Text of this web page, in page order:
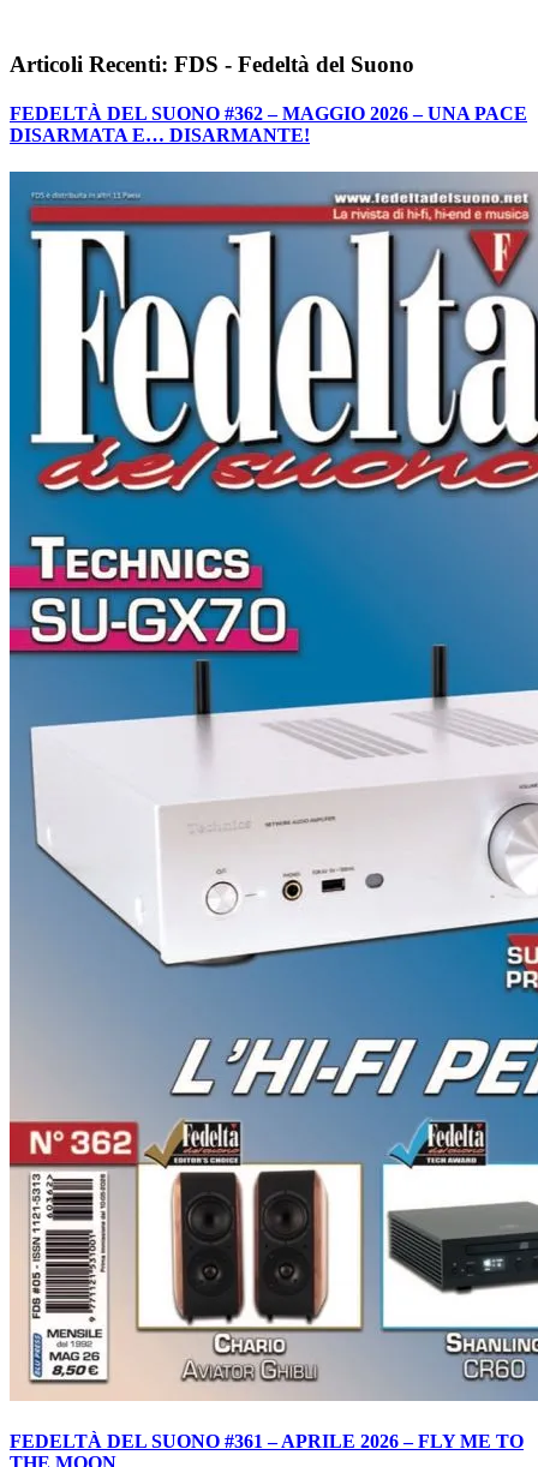
Articoli Recenti: FDS - Fedeltà del Suono
FEDELTÀ DEL SUONO #362 – MAGGIO 2026 – UNA PACE
DISARMATA E… DISARMANTE!
FEDELTÀ DEL SUONO #361 – APRILE 2026 – FLY ME TO